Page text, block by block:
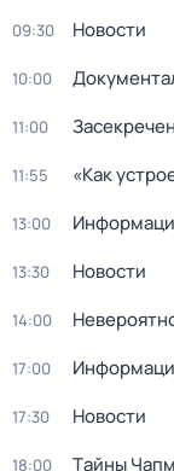
09:30 Новости
10:00
11:00
11:55 «Как
13:00
13:30 Новости
14:00
17:00
17:30 Новости
18:00 Тaйны